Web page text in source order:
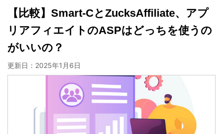
【比較】Smart-CとZucksAffiliate、アプ
リアフィエイトのASPはどっちを使うの
がいいの？
更新日： 2025年1月6日